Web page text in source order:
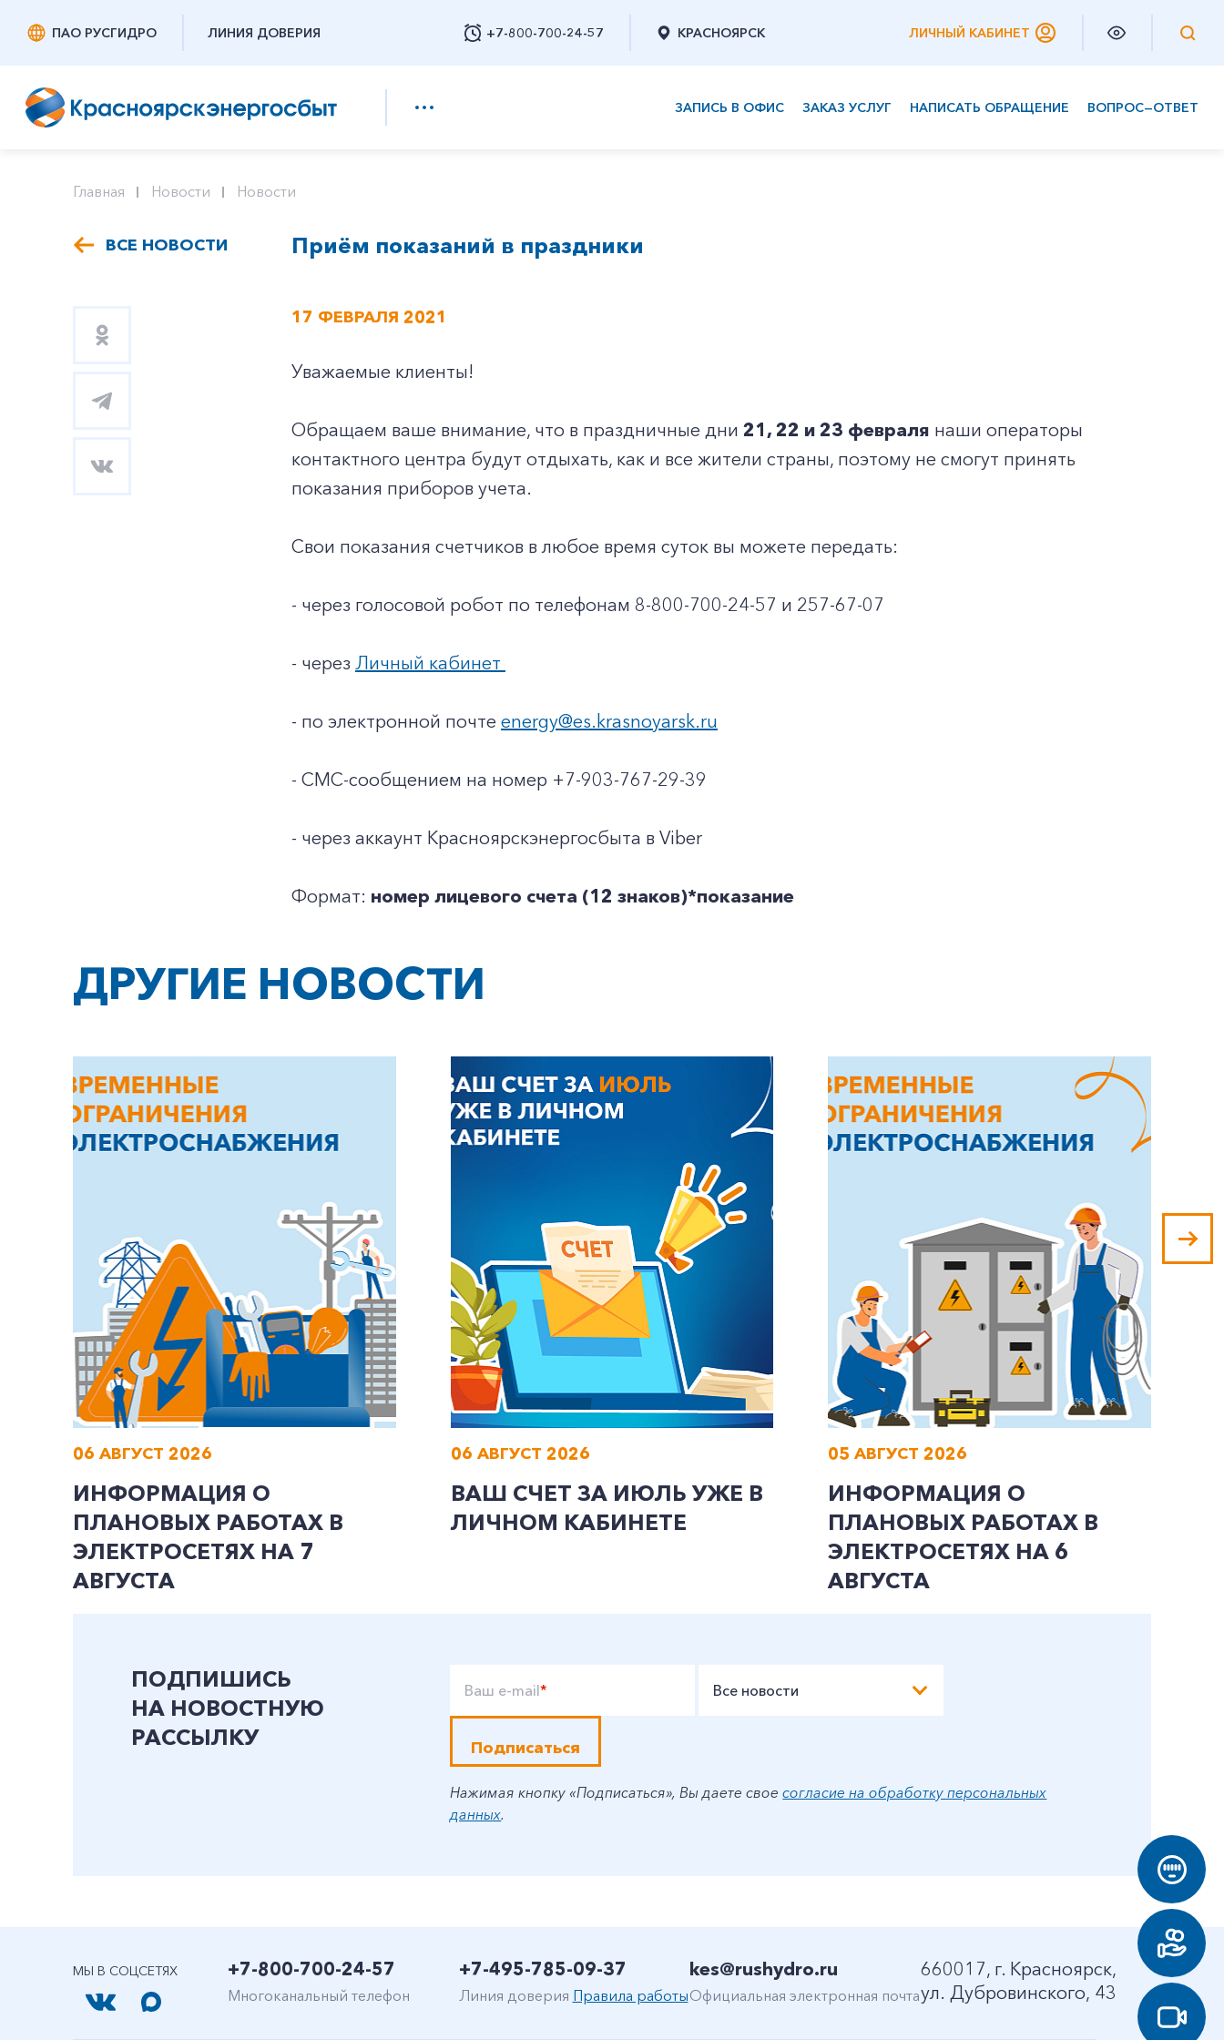
ПАО РУСГИДРО ЛИНИЯ ДОВЕРИЯ +7-800-700-24-57
Заказать обратный звонок
КРАСНОЯРСК ЛИЧНЫЙ КАБИНЕТ
ЗАПИСЬ В ОФИС ЗАКАЗ УСЛУГ НАПИСАТЬ ОБРАЩЕНИЕ ВОПРОС—ОТВЕТ
+7-800-700-24-57
Заказать обратный звонок
Главная Новости Новости
ВСЕ НОВОСТИ Приём показаний в праздники
17 ФЕВРАЛЯ 2021
Уважаемые клиенты!
Обращаем ваше внимание, что в праздничные дни 21, 22 и 23 февраля наши операторы
контактного центра будут отдыхать, как и все жители страны, поэтому не смогут принять
показания приборов учета.
Свои показания счетчиков в любое время суток вы можете передать:
- через голосовой робот по телефонам 8-800-700-24-57 и 257-67-07
- через Личный кабинет
- по электронной почте energy@es.krasnoyarsk.ru
- СМС-сообщением на номер +7-903-767-29-39
- через аккаунт Красноярскэнергосбыта в Viber
Формат: номер лицевого счета (12 знаков)*показание
ДРУГИЕ НОВОСТИ
06 АВГУСТ 2026
ИНФОРМАЦИЯ О
ПЛАНОВЫХ РАБОТАХ В
ЭЛЕКТРОСЕТЯХ НА 7
АВГУСТА
06 АВГУСТ 2026
ВАШ СЧЕТ ЗА ИЮЛЬ УЖЕ В
ЛИЧНОМ КАБИНЕТЕ
05 АВГУСТ 2026
ИНФОРМАЦИЯ О
ПЛАНОВЫХ РАБОТАХ В
ЭЛЕКТРОСЕТЯХ НА 6
АВГУСТА
ПОДПИШИСЬ
НА НОВОСТНУЮ
РАССЫЛКУ
Ваш e-mail* Все новости
Подписаться
Нажимая кнопку «Подписаться», Вы даете своесогласие на обработку персональных
данных.
МЫ В СОЦСЕТЯХ +7-800-700-24-57
Многоканальный телефон
+7-495-785-09-37
Линия доверия Правила работы
kes@rushydro.ru
Официальная электронная почта
660017, г. Красноярск,
ул. Дубровинского, 43